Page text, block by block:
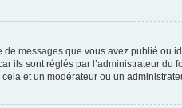
messages que vous avez publié
ils sont réglés par l’administrateur
et un modérateur ou un